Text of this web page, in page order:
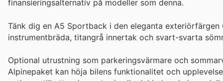
finansieringsalternativ på modeller som denna.
Tänk dig en A5 Sportback i den eleganta
instrumentbräda, titangrå innertak och svart-svarta
Optional utrustning som parkeringsvärmare och
Alpinepaket kan höja bilens funktionalitet och